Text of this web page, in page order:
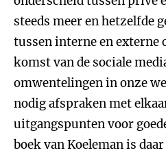
steeds meer en hetzelfde
tussen interne en externe
komst van de sociale
omwentelingen in onze
nodig afspraken met
uitgangspunten voor
boek van Koeleman is